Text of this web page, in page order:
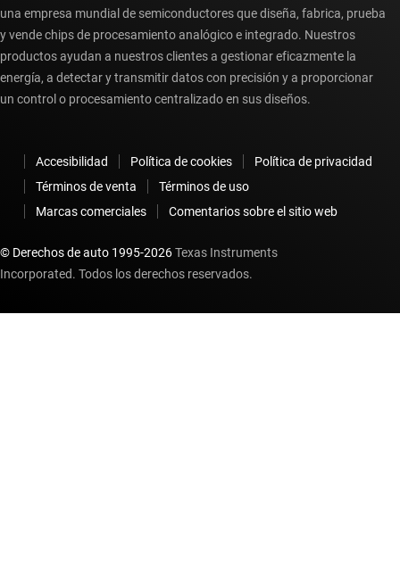
una empresa mundial de semiconductores que diseña, fabrica, prueba
y vende chips de procesamiento analógico e integrado. Nuestros
productos ayudan a nuestros clientes a gestionar eficazmente la
energía, a detectar y transmitir datos con precisión y a proporcionar
un control o procesamiento centralizado en sus diseños.
Accesibilidad Política de cookies
Política de privacidad
Términos de venta
Términos de uso
Marcas comerciales
Comentarios sobre el sitio web
© Derechos de auto 1995-2026Texas Instruments
Incorporated. Todos los derechos reservados.